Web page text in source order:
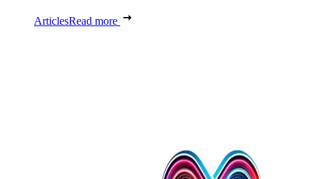
ArticlesRead more